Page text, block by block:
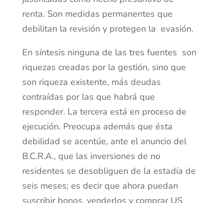
renta. Son medidas permanentes que
debilitan la revisión y protegen la evasión.
En síntesis ninguna de las tres fuentes son
riquezas creadas por la gestión, sino que
son riqueza existente, más deudas
contraídas por las que habrá que
responder. La tercera está en proceso de
ejecución. Preocupa además que ésta
debilidad se acentúe, ante el anuncio del
B.C.R.A., que las inversiones de no
residentes se desobliguen de la estadía de
seis meses; es decir que ahora puedan